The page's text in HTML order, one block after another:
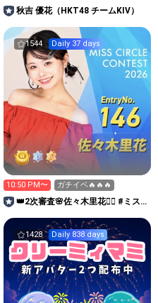
秋吉 優花（HKT48 チームKIV）
1544 Daily 37 days
10:50 PM〜 ガチイベ🔥🔥🔥
👑2次審査🌸佐々木里花❤️‍🔥 #ミス
1428 Daily 838 days